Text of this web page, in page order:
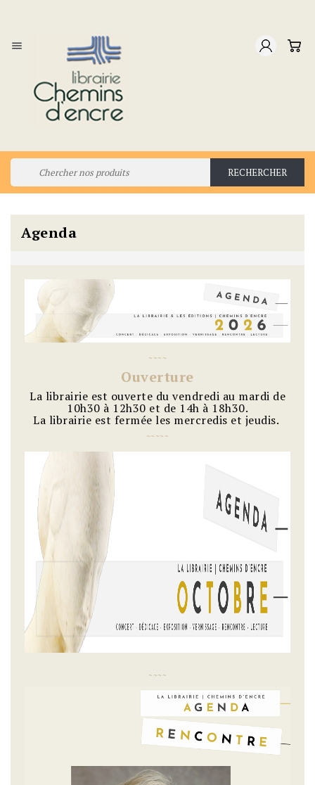

RECHERCHER
Agenda
~ ~~ ~
Ouverture
La librairie est ouverte du vendredi au mardi de
10h30 à 12h30 et de 14h à 18h30.
La librairie est fermée les mercredis et jeudis.
~~ ~~ ~
~ ~~ ~